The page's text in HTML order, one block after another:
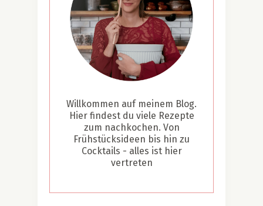
Willkommen auf meinem Blog.
Hier findest du viele Rezepte
zum nachkochen. Von
Frühstücksideen bis hin zu
Cocktails - alles ist hier
vertreten